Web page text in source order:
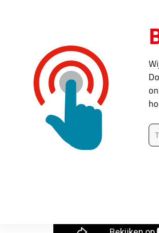
Meer weten over LTI? Lees dan onze
Start met het bekijken van onderstaand
Typ